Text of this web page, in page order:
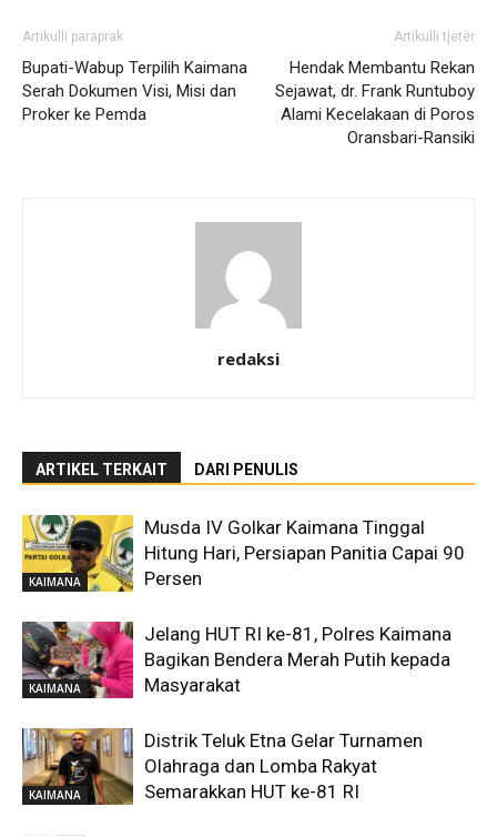
Artikulli paraprak
Bupati-Wabup Terpilih Kaimana
Serah Dokumen Visi, Misi dan
Proker ke Pemda
Artikulli tjetër
Hendak Membantu Rekan
Sejawat, dr. Frank Runtuboy
Alami Kecelakaan di Poros
Oransbari-Ransiki
redaksi
ARTIKEL TERKAIT DARI PENULIS
KAIMANA
Musda IV Golkar Kaimana Tinggal
Hitung Hari, Persiapan Panitia Capai 90
Persen
KAIMANA
Jelang HUT RI ke-81, Polres Kaimana
Bagikan Bendera Merah Putih kepada
Masyarakat
KAIMANA
Distrik Teluk Etna Gelar Turnamen
Olahraga dan Lomba Rakyat
Semarakkan HUT ke-81 RI